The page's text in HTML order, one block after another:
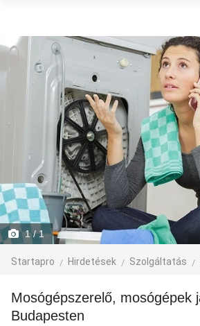
1/ 1
Startapro Hirdetések Szolgáltatás
Mosógépszerelő, mosógépek javítása
Budapesten